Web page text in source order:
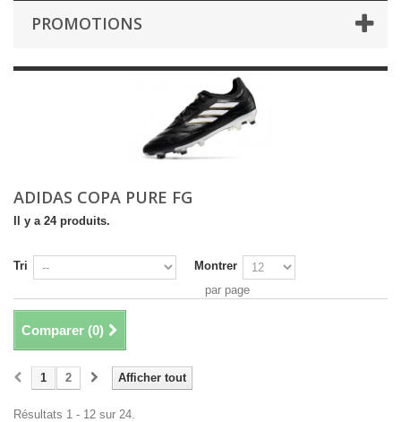
PROMOTIONS
ADIDAS COPA PURE FG
Il y a 24 produits.
Tri
Montrer
par page
Comparer (0)
Afficher tout
1 2
Résultats 1 - 12 sur 24.